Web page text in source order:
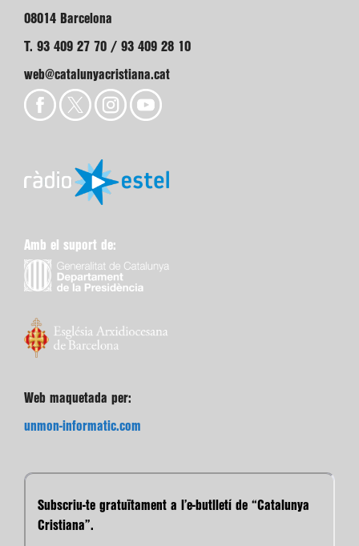
08014 Barcelona
T. 93 409 27 70 / 93 409 28 10
web@catalunyacristiana.cat
Amb el suport de:
Web maquetada per:
unmon-informatic.com
Subscriu-te gratuïtament a l’e-butlletí de “Catalunya
Cristiana”.